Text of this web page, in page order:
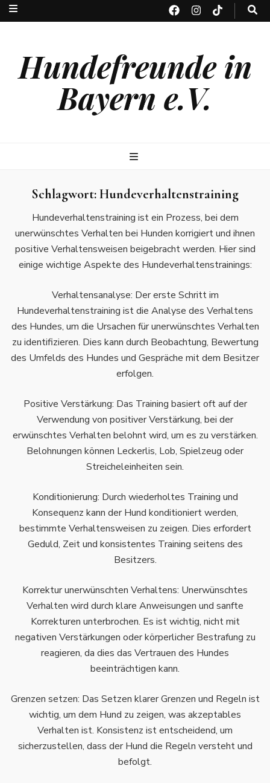
Hundefreunde in
Bayern e.V.
Schlagwort:Hundeverhaltenstraining
Hundeverhaltenstraining ist ein Prozess, bei dem
unerwünschtes Verhalten bei Hunden korrigiert und ihnen
positive Verhaltensweisen beigebracht werden. Hier sind
einige wichtige Aspekte des Hundeverhaltenstrainings:
Verhaltensanalyse: Der erste Schritt im
Hundeverhaltenstraining ist die Analyse des Verhaltens
des Hundes, um die Ursachen für unerwünschtes Verhalten
zu identifizieren. Dies kann durch Beobachtung, Bewertung
des Umfelds des Hundes und Gespräche mit dem Besitzer
erfolgen.
Positive Verstärkung: Das Training basiert oft auf der
Verwendung von positiver Verstärkung, bei der
erwünschtes Verhalten belohnt wird, um es zu verstärken.
Belohnungen können Leckerlis, Lob, Spielzeug oder
Streicheleinheiten sein.
Konditionierung: Durch wiederholtes Training und
Konsequenz kann der Hund konditioniert werden,
bestimmte Verhaltensweisen zu zeigen. Dies erfordert
Geduld, Zeit und konsistentes Training seitens des
Besitzers.
Korrektur unerwünschten Verhaltens: Unerwünschtes
Verhalten wird durch klare Anweisungen und sanfte
Korrekturen unterbrochen. Es ist wichtig, nicht mit
negativen Verstärkungen oder körperlicher Bestrafung zu
reagieren, da dies das Vertrauen des Hundes
beeinträchtigen kann.
Grenzen setzen: Das Setzen klarer Grenzen und Regeln ist
wichtig, um dem Hund zu zeigen, was akzeptables
Verhalten ist. Konsistenz ist entscheidend, um
sicherzustellen, dass der Hund die Regeln versteht und
befolgt.